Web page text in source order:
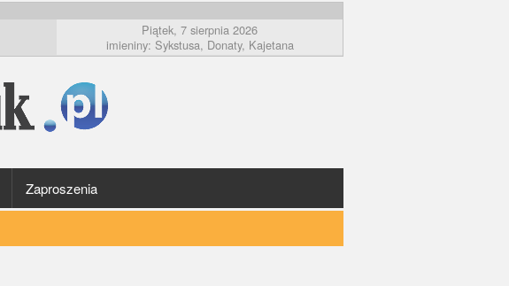
Piątek, 7 sierpnia 2026
imieniny: Sykstusa, Donaty, Kajetana
Zaproszenia